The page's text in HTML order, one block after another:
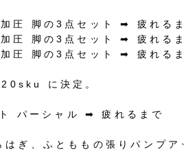
加圧 脚の 3 点セット ➡︎ 疲れる
加圧 脚の 3 点セット ➡︎ 疲れる
加圧 脚の 3 点セット ➡︎ 疲れる
に決定。
パーシャル ➡︎ 疲れるまで
ぎ、ふとももの張りパンプア